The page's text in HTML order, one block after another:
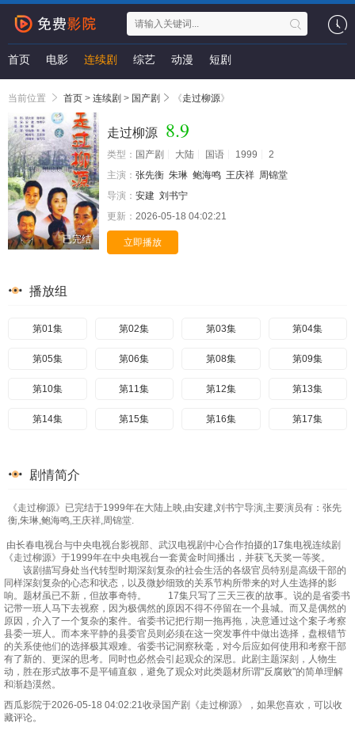
首页 电影 连续剧 综艺 动漫 短剧
当前位置 首页 > 连续剧 > 国产剧 《走过柳源》
已完结
走过柳源 8.9
类型： 国产剧 大陆 国语 1999
2
主演： 张先衡 朱琳 鲍海鸣 王庆祥 周锦堂
导演： 安建 刘书宁
更新： 2026-05-18 04:02:21
立即播放
播放组
第01集 第02集 第03集 第04集
第05集 第06集 第08集 第09集
第10集 第11集 第12集 第13集
第14集 第15集 第16集 第17集
剧情简介
《走过柳源》已完结于1999年在大陆上映,由安建,刘书宁导演,主要演员有：张先
衡,朱琳,鲍海鸣,王庆祥,周锦堂.
由长春电视台与中央电视台影视部、武汉电视剧中心合作拍摄的17集电视连续剧
《走过柳源》于1999年在中央电视台一套黄金时间播出，并获飞天奖一等奖。
该剧描写身处当代转型时期深刻复杂的社会生活的各级官员特别是高级干部的
同样深刻复杂的心态和状态，以及微妙细致的关系节构所带来的对人生选择的影
响。题材虽已不新，但故事奇特。 17集只写了三天三夜的故事。说的是省委书
记带一班人马下去视察，因为极偶然的原因不得不停留在一个县城。而又是偶然的
原因，介入了一个复杂的案件。省委书记把行期一拖再拖，决意通过这个案子考察
县委一班人。而本来平静的县委官员则必须在这一突发事件中做出选择，盘根错节
的关系使他们的选择极其艰难。省委书记洞察秋毫，对今后应如何使用和考察干部
有了新的、更深的思考。同时也必然会引起观众的深思。此剧主题深刻，人物生
动，胜在形式故事不是平铺直叙，避免了观众对此类题材所谓"反腐败"的简单理解
和渐趋漠然。
西瓜影院于2026-05-18 04:02:21收录国产剧《走过柳源》，如果您喜欢，可以收
藏评论。